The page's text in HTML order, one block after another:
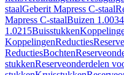
staalGeberit Mapress C-staal
Mapress C-staalBuizen 1.0034
1.0215Buisstukken
KoppelingenReducties
ReductiesBochten
stukkenReserveonderdelen